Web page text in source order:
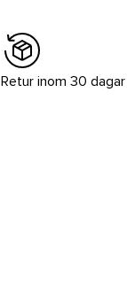
Retur inom 30 dagar